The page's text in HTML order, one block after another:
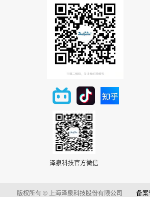
泽泉科技官方微信
版权所有 © 上海泽泉科技股份有限公司 备案